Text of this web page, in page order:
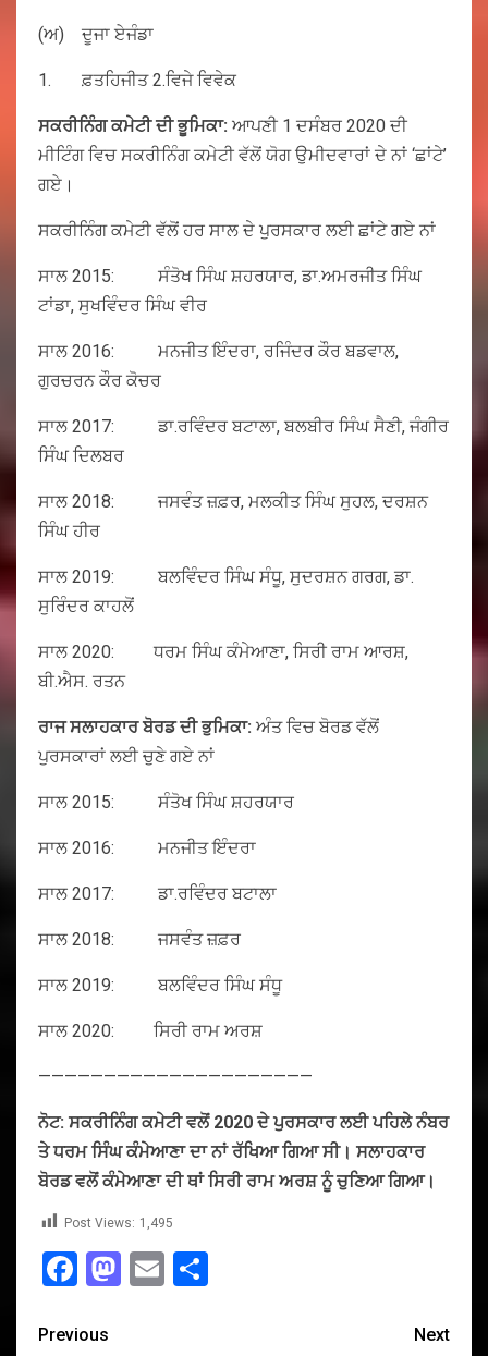
(ਅ) ਦੂਜਾ ਏਜੰਡਾ
1. ਫ਼ਤਹਿਜੀਤ 2.ਵਿਜੇ ਵਿਵੇਕ
ਸਕਰੀਨਿੰਗ ਕਮੇਟੀ ਦੀ ਭੂਮਿਕਾ: ਆਪਣੀ 1 ਦਸੰਬਰ 2020 ਦੀ
ਮੀਟਿੰਗ ਵਿਚ ਸਕਰੀਨਿੰਗ ਕਮੇਟੀ ਵੱਲੋਂ ਯੋਗ ਉਮੀਦਵਾਰਾਂ ਦੇ ਨਾਂ ‘ਛਾਂਟੇ’
ਗਏ।
ਸਕਰੀਨਿੰਗ ਕਮੇਟੀ ਵੱਲੋਂ ਹਰ ਸਾਲ ਦੇ ਪੁਰਸਕਾਰ ਲਈ ਛਾਂਟੇ ਗਏ ਨਾਂ
ਸਾਲ 2015: ਸੰਤੋਖ ਸਿੰਘ ਸ਼ਹਰਯਾਰ, ਡਾ.ਅਮਰਜੀਤ ਸਿੰਘ
ਟਾਂਡਾ, ਸੁਖਵਿੰਦਰ ਸਿੰਘ ਵੀਰ
ਸਾਲ 2016: ਮਨਜੀਤ ਇੰਦਰਾ, ਰਜਿੰਦਰ ਕੌਰ ਬਡਵਾਲ,
ਗੁਰਚਰਨ ਕੌਰ ਕੋਚਰ
ਸਾਲ 2017: ਡਾ.ਰਵਿੰਦਰ ਬਟਾਲਾ, ਬਲਬੀਰ ਸਿੰਘ ਸੈਣੀ, ਜੰਗੀਰ
ਸਿੰਘ ਦਿਲਬਰ
ਸਾਲ 2018: ਜਸਵੰਤ ਜ਼ਫ਼ਰ, ਮਲਕੀਤ ਸਿੰਘ ਸੁਹਲ, ਦਰਸ਼ਨ
ਸਿੰਘ ਹੀਰ
ਸਾਲ 2019: ਬਲਵਿੰਦਰ ਸਿੰਘ ਸੰਧੂ, ਸੁਦਰਸ਼ਨ ਗਰਗ, ਡਾ.
ਸੁਰਿੰਦਰ ਕਾਹਲੋਂ
ਸਾਲ 2020: ਧਰਮ ਸਿੰਘ ਕੰਮੇਆਣਾ, ਸਿਰੀ ਰਾਮ ਆਰਸ਼,
ਬੀ.ਐਸ. ਰਤਨ
ਰਾਜ ਸਲਾਹਕਾਰ ਬੋਰਡ ਦੀ ਭੁਮਿਕਾ: ਅੰਤ ਵਿਚ ਬੋਰਡ ਵੱਲੋਂ
ਪੁਰਸਕਾਰਾਂ ਲਈ ਚੁਣੇ ਗਏ ਨਾਂ
ਸਾਲ 2015: ਸੰਤੋਖ ਸਿੰਘ ਸ਼ਹਰਯਾਰ
ਸਾਲ 2016: ਮਨਜੀਤ ਇੰਦਰਾ
ਸਾਲ 2017: ਡਾ.ਰਵਿੰਦਰ ਬਟਾਲਾ
ਸਾਲ 2018: ਜਸਵੰਤ ਜ਼ਫ਼ਰ
ਸਾਲ 2019: ਬਲਵਿੰਦਰ ਸਿੰਘ ਸੰਧੂ
ਸਾਲ 2020: ਸਿਰੀ ਰਾਮ ਅਰਸ਼
—————————————————————
ਨੋਟ: ਸਕਰੀਨਿੰਗ ਕਮੇਟੀ ਵਲੋਂ 2020 ਦੇ ਪੁਰਸਕਾਰ ਲਈ ਪਹਿਲੇ ਨੰਬਰ
ਤੇ ਧਰਮ ਸਿੰਘ ਕੰਮੇਆਣਾ ਦਾ ਨਾਂ ਰੱਖਿਆ ਗਿਆ ਸੀ। ਸਲਾਹਕਾਰ
ਬੋਰਡ ਵਲੋਂ ਕੰਮੇਆਣਾ ਦੀ ਥਾਂ ਸਿਰੀ ਰਾਮ ਅਰਸ਼ ਨੂੰ ਚੁਣਿਆ ਗਿਆ।
Post Views: 1,495
Facebook
Mastodon
Email
Previous
Next